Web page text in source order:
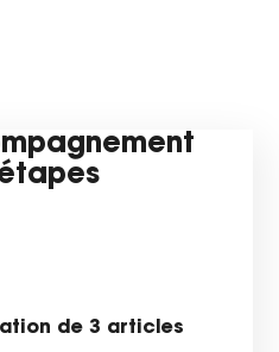
de 3 articles